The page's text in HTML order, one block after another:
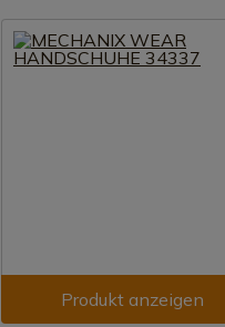
Produkt anzeigen